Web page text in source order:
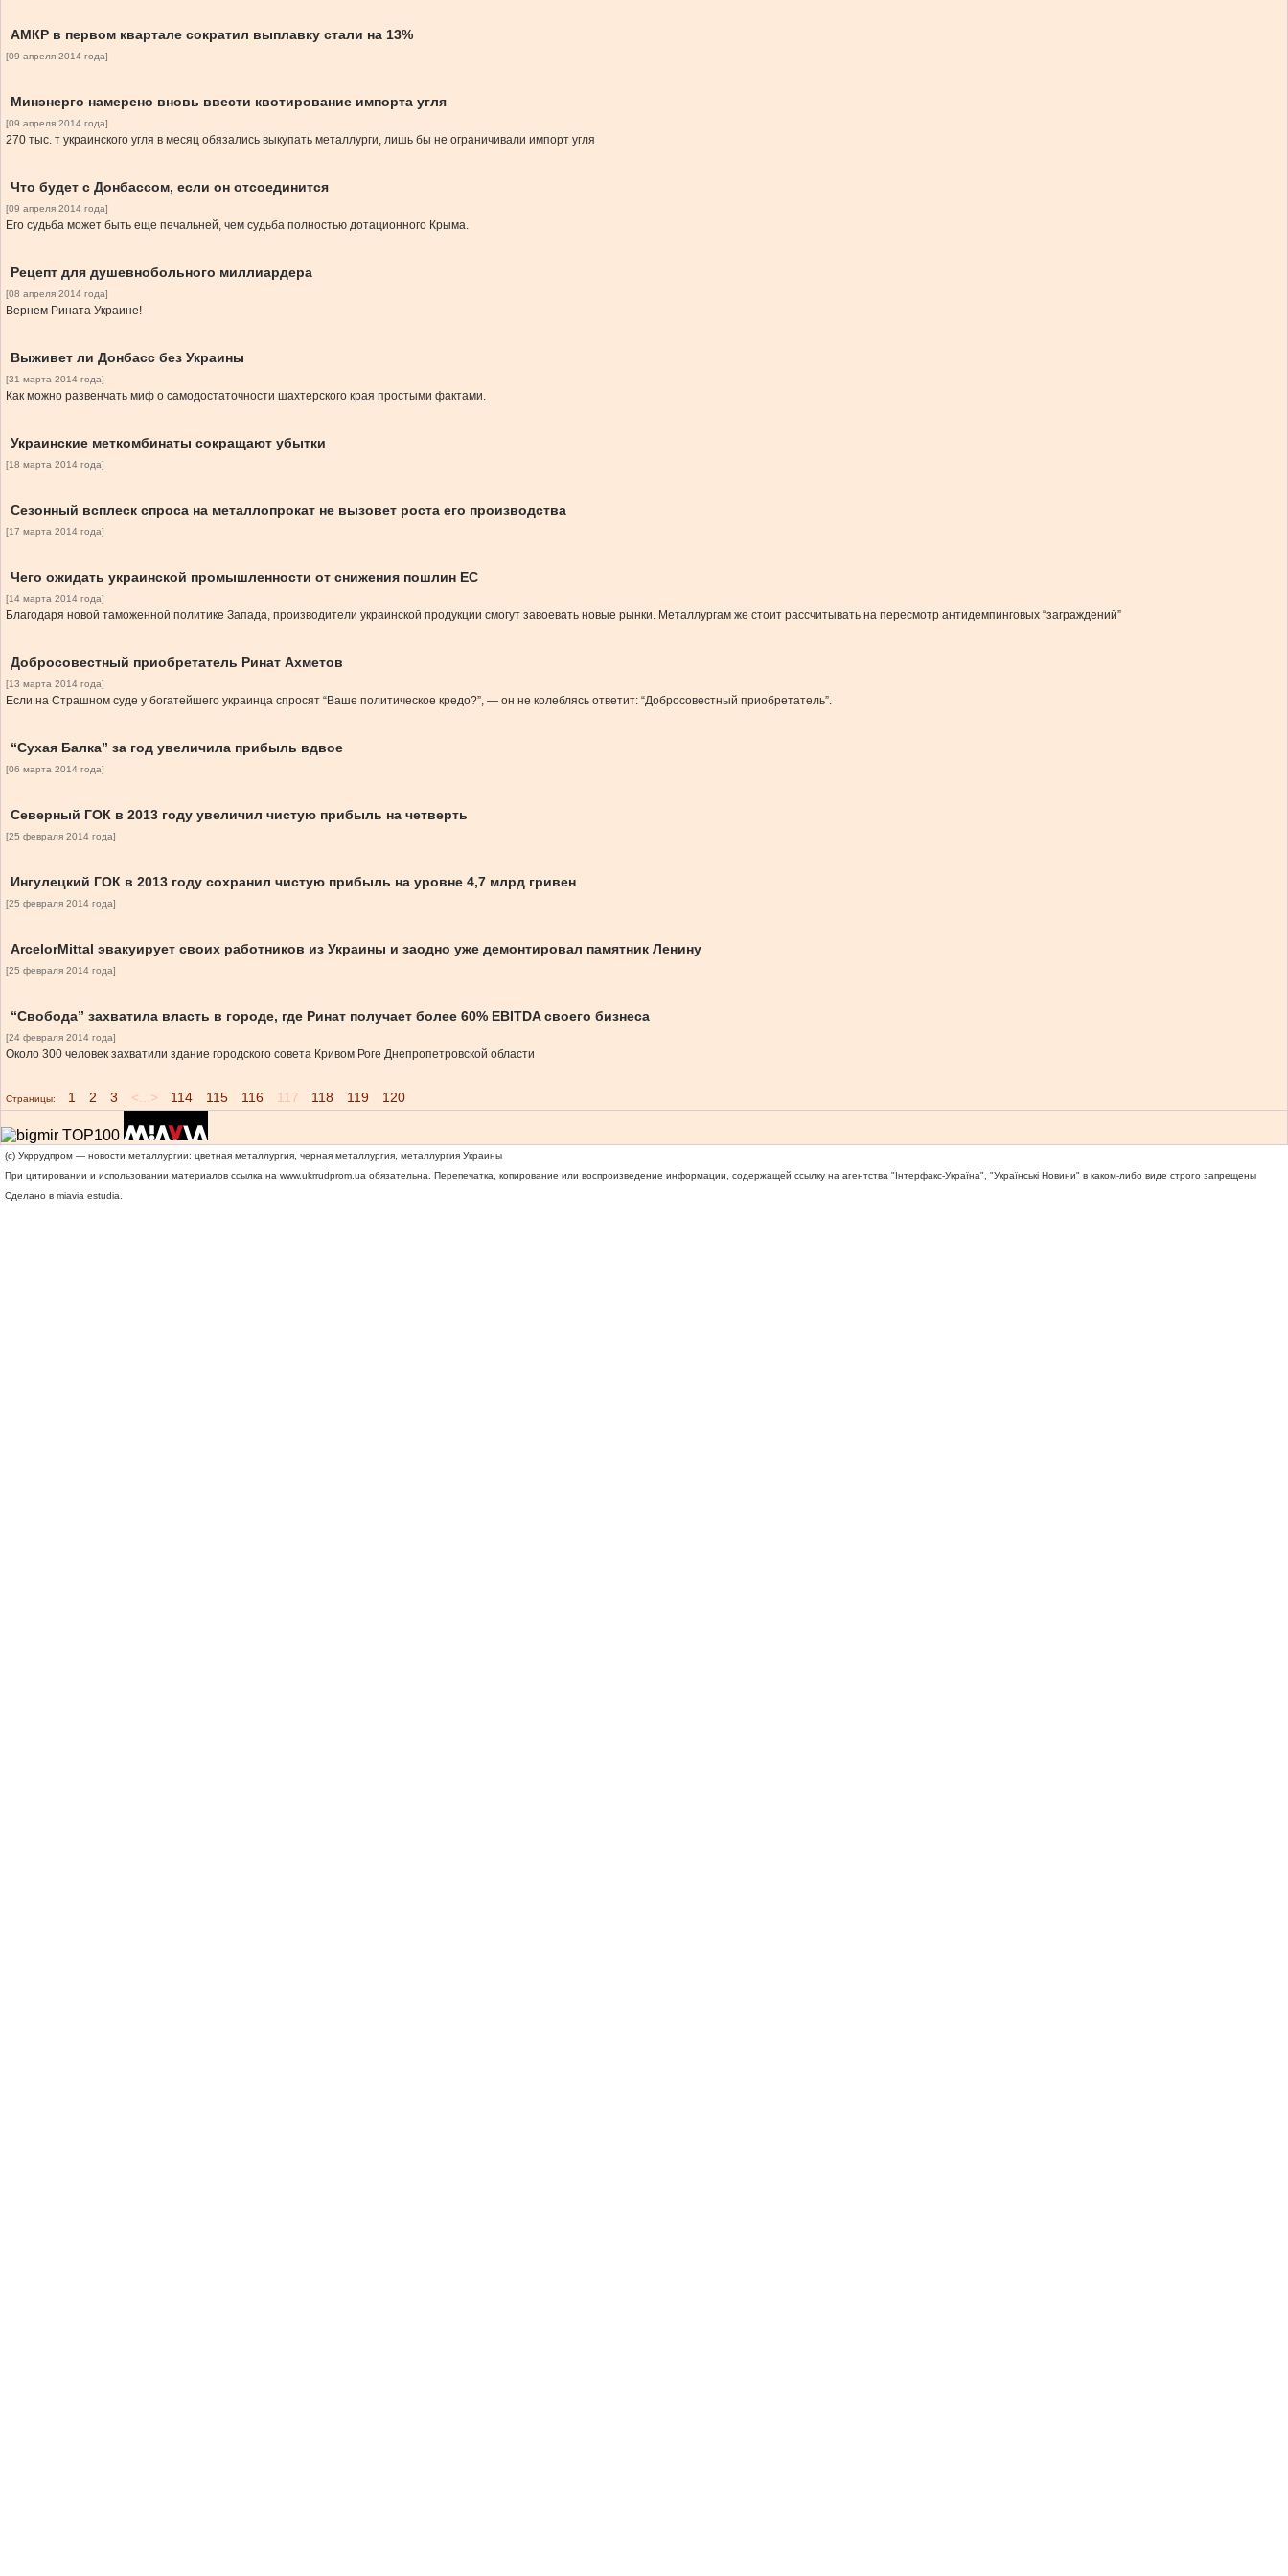
АМКР в первом квартале сократил выплавку стали на 13%
[09 апреля 2014 года]
Минэнерго намерено вновь ввести квотирование импорта угля
[09 апреля 2014 года]
270 тыс. т украинского угля в месяц обязались выкупать металлурги, лишь бы не ограничивали импорт угля
Что будет с Донбассом, если он отсоединится
[09 апреля 2014 года]
Его судьба может быть еще печальней, чем судьба полностью дотационного Крыма.
Рецепт для душевнобольного миллиардера
[08 апреля 2014 года]
Вернем Рината Украине!
Выживет ли Донбасс без Украины
[31 марта 2014 года]
Как можно развенчать миф о самодостаточности шахтерского края простыми фактами.
Украинские меткомбинаты сокращают убытки
[18 марта 2014 года]
Сезонный всплеск спроса на металлопрокат не вызовет роста его производства
[17 марта 2014 года]
Чего ожидать украинской промышленности от снижения пошлин ЕС
[14 марта 2014 года]
Благодаря новой таможенной политике Запада, производители украинской продукции смогут завоевать новые рынки. Металлургам же стоит рассчитывать на пересмотр антидемпинговых “заграждений”
Добросовестный приобретатель Ринат Ахметов
[13 марта 2014 года]
Если на Страшном суде у богатейшего украинца спросят “Ваше политическое кредо?”, — он не колеблясь ответит: “Добросовестный приобретатель”.
“Сухая Балка” за год увеличила прибыль вдвое
[06 марта 2014 года]
Северный ГОК в 2013 году увеличил чистую прибыль на четверть
[25 февраля 2014 года]
Ингулецкий ГОК в 2013 году сохранил чистую прибыль на уровне 4,7 млрд гривен
[25 февраля 2014 года]
ArcelorMittal эвакуирует своих работников из Украины и заодно уже демонтировал памятник Ленину
[25 февраля 2014 года]
“Свобода” захватила власть в городе, где Ринат получает более 60% EBITDA своего бизнеса
[24 февраля 2014 года]
Около 300 человек захватили здание городского совета Кривом Роге Днепропетровской области
Страницы: 1 2 3 <...> 114 115 116 117 118 119 120
(c) Укррудпром — новости металлургии: цветная металлургия, черная металлургия, металлургия Украины
При цитировании и использовании материалов ссылка на www.ukrrudprom.ua обязательна. Перепечатка, копирование или воспроизведение информации, содержащей ссылку на агентства "Iнтерфакс-Україна", "Українськi Новини" в каком-либо виде строго запрещены
Сделано в miavia estudia.